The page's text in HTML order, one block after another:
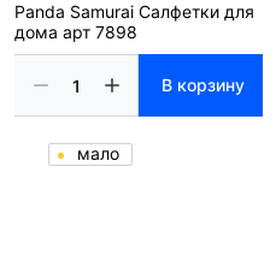
Panda Samurai Салфетки для
дома арт 7898
В корзину
мало